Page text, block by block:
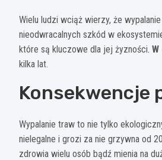
Wielu ludzi wciąż wierzy, że
nieodwracalnych szkód w
które są kluczowe dla jej żyzności.
kilka lat.
Konsekwencje
Wypalanie traw to nie tylko
nielegalne i grozi za nie grzywna od
zdrowia wielu osób bądź mienia na